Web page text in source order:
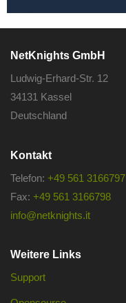
NetKnights GmbH
Ludwig-Erhard-Str. 12
34131 Kassel
Deutschland
Kontakt
Telefon: +49 561 3166797
Fax: +49 561 3166798
info@netknights.it
Weitere Links
Support